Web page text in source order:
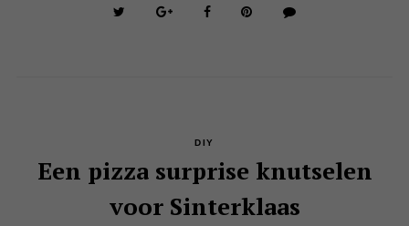
DIY
Een pizza surprise knutselen
voor Sinterklaas